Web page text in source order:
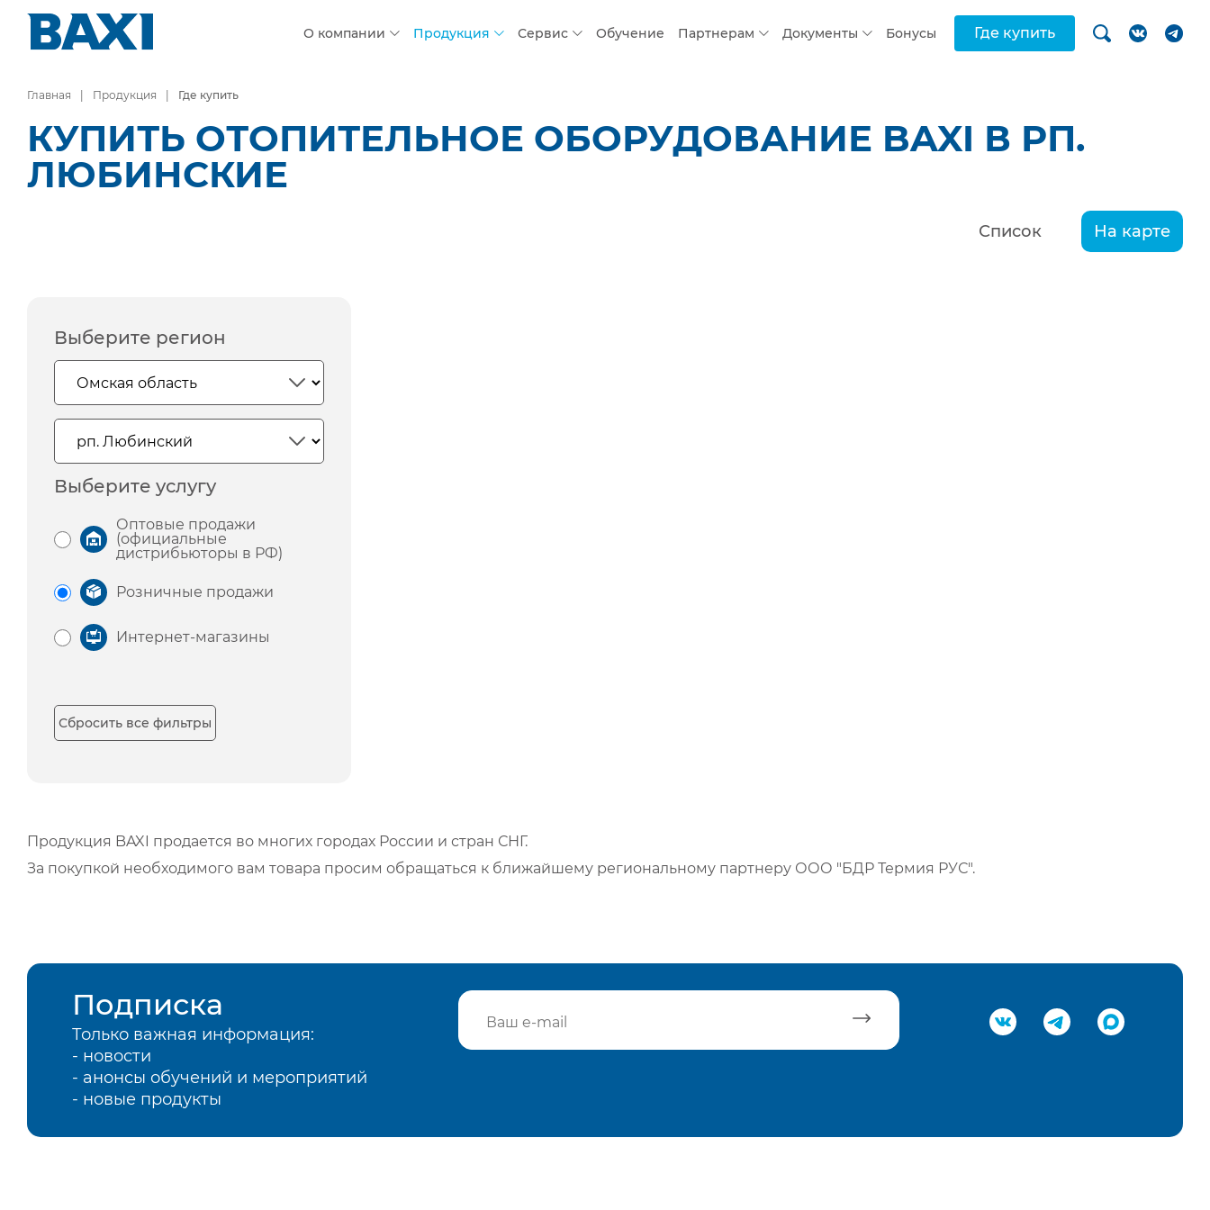
О компании Продукция Сервис Обучение Партнерам Документы Бонусы Где купить
Главная Продукция Где купить
КУПИТЬ ОТОПИТЕЛЬНОЕ ОБОРУДОВАНИЕ BAXI В РП.
ЛЮБИНСКИЕ
Список На карте
Выберите регион
Выберите услугу
Оптовые продажи
(официальные
дистрибьюторы в РФ)
Розничные продажи
Интернет-магазины
Сбросить все фильтры
Продукция BAXI продается во многих городах России и стран СНГ.
За покупкой необходимого вам товара просим обращаться к ближайшему региональному партнеру ООО "БДР Термия РУС".
Подписка
Только важная информация:
- новости
- анонсы обучений и мероприятий
- новые продукты